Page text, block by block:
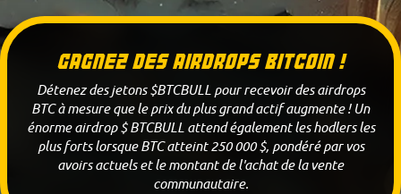
Gagnez des Airdrops Bitcoin !
Détenez des jetons $BTCBULL pour recevoir des airdrops
BTC à mesure que le prix du plus grand actif augmente ! Un
énorme airdrop $ BTCBULL attend également les hodlers les
plus forts lorsque BTC atteint 250 000 $, pondéré par vos
avoirs actuels et le montant de l'achat de la vente
communautaire.